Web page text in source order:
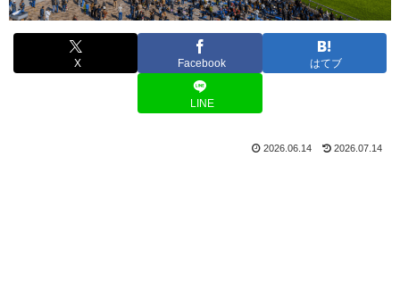
X Facebook はてブ
LINE
2026.06.14 2026.07.14